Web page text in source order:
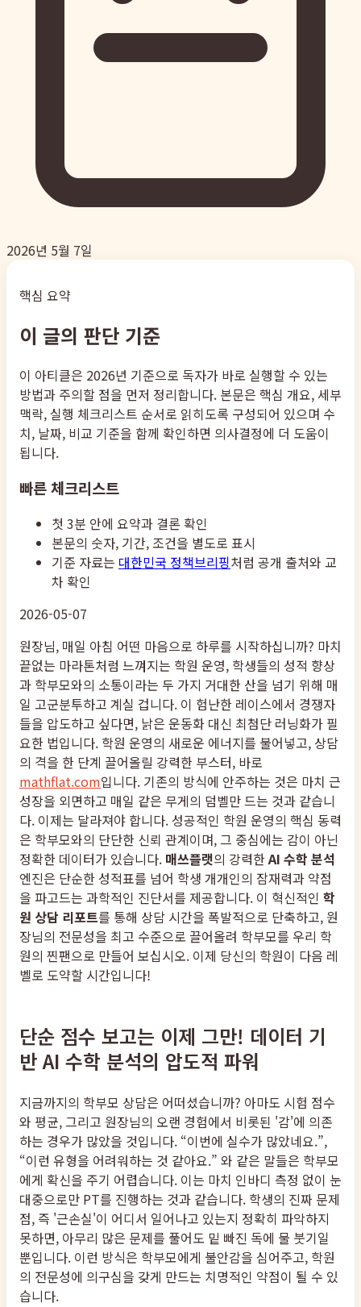
2026년 5월 7일
핵심 요약
이 글의 판단 기준
이 아티클은 2026년 기준으로 독자가 바로 실행할 수 있는
방법과 주의할 점을 먼저 정리합니다. 본문은 핵심 개요, 세부
맥락, 실행 체크리스트 순서로 읽히도록 구성되어 있으며 수
치, 날짜, 비교 기준을 함께 확인하면 의사결정에 더 도움이
됩니다.
빠른 체크리스트
첫 3분 안에 요약과 결론 확인
본문의 숫자, 기간, 조건을 별도로 표시
기준 자료는 대한민국 정책브리핑처럼 공개 출처와 교
차 확인
2026-05-07
원장님, 매일 아침 어떤 마음으로 하루를 시작하십니까? 마치
끝없는 마라톤처럼 느껴지는 학원 운영, 학생들의 성적 향상
과 학부모와의 소통이라는 두 가지 거대한 산을 넘기 위해 매
일 고군분투하고 계실 겁니다. 이 험난한 레이스에서 경쟁자
들을 압도하고 싶다면, 낡은 운동화 대신 최첨단 러닝화가 필
요한 법입니다. 학원 운영의 새로운 에너지를 불어넣고, 상담
의 격을 한 단계 끌어올릴 강력한 부스터, 바로
mathflat.com입니다. 기존의 방식에 안주하는 것은 마치 근
성장을 외면하고 매일 같은 무게의 덤벨만 드는 것과 같습니
다. 이제는 달라져야 합니다. 성공적인 학원 운영의 핵심 동력
은 학부모와의 단단한 신뢰 관계이며, 그 중심에는 감이 아닌
정확한 데이터가 있습니다. 매쓰플랫의 강력한AI 수학 분석
엔진은 단순한 성적표를 넘어 학생 개개인의 잠재력과 약점
을 파고드는 과학적인 진단서를 제공합니다. 이 혁신적인 학
원 상담 리포트를 통해 상담 시간을 폭발적으로 단축하고, 원
장님의 전문성을 최고 수준으로 끌어올려 학부모를 우리 학
원의 찐팬으로 만들어 보십시오. 이제 당신의 학원이 다음 레
벨로 도약할 시간입니다!
단순 점수 보고는 이제 그만! 데이터 기
반 AI 수학 분석의 압도적 파워
지금까지의 학부모 상담은 어떠셨습니까? 아마도 시험 점수
와 평균, 그리고 원장님의 오랜 경험에서 비롯된 '감'에 의존
하는 경우가 많았을 것입니다. “이번에 실수가 많았네요.”,
“이런 유형을 어려워하는 것 같아요.” 와 같은 말들은 학부모
에게 확신을 주기 어렵습니다. 이는 마치 인바디 측정 없이 눈
대중으로만 PT를 진행하는 것과 같습니다. 학생의 진짜 문제
점, 즉 '근손실'이 어디서 일어나고 있는지 정확히 파악하지
못하면, 아무리 많은 문제를 풀어도 밑 빠진 독에 물 붓기일
뿐입니다. 이런 방식은 학부모에게 불안감을 심어주고, 학원
의 전문성에 의구심을 갖게 만드는 치명적인 약점이 될 수 있
습니다.